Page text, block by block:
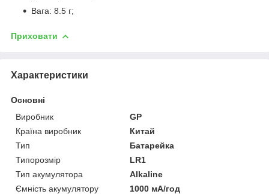
Вага: 8.5 г;
Приховати
Характеристики
Основні
Виробник
GP
Країна виробник
Китай
Тип
Батарейка
Типорозмір
LR1
Тип акумулятора
Alkaline
Ємність акумулятору
1000 мА/год